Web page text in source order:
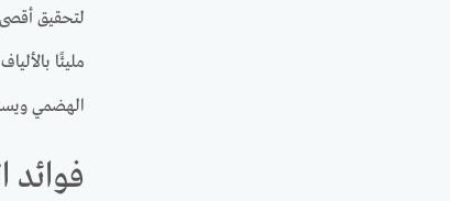
لتحقيق
مليئًا
الهضمي